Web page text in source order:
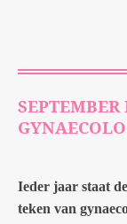
Ieder jaar staat
teken van